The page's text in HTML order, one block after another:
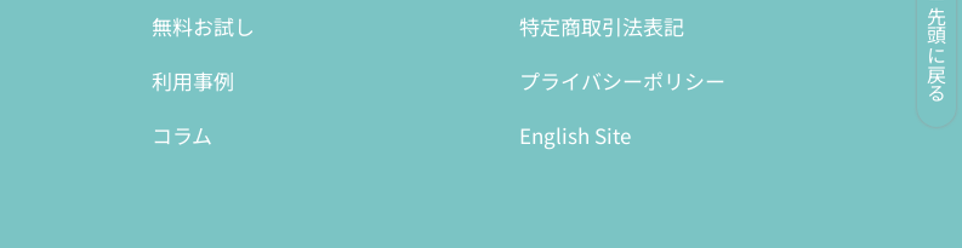
先頭に戻る
無料お試し
利用事例
コラム
特定商取引法表記
プライバシーポリシー
English Site